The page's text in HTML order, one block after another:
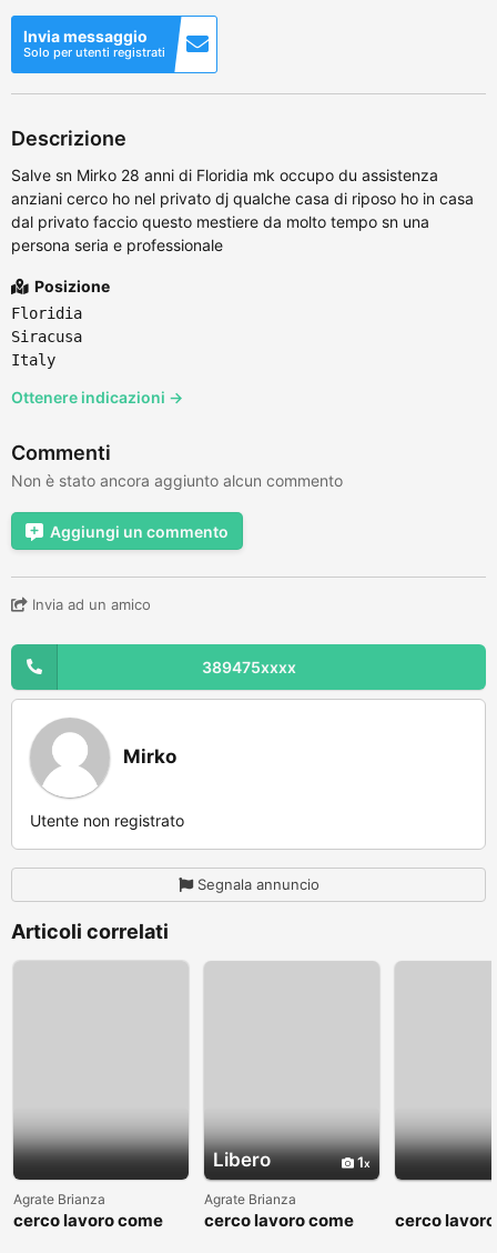
Invia messaggio
Solo per utenti registrati
Descrizione
Salve sn Mirko 28 anni di Floridia mk occupo du assistenza
anziani cerco ho nel privato dj qualche casa di riposo ho in casa
dal privato faccio questo mestiere da molto tempo sn una
persona seria e professionale
Posizione
Floridia
Siracusa
Italy
Ottenere indicazioni →
Commenti
Non è stato ancora aggiunto alcun commento
Aggiungi un commento
Invia ad un amico
389475xxxx
Mirko
Utente non registrato
Segnala annuncio
Articoli correlati
Agrate Brianza
cerco lavoro come
Libero 1
Agrate Brianza
cerco lavoro come
cerco